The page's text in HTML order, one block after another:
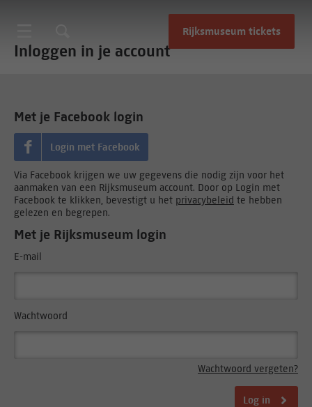
Rijksmuseum tickets
Inloggen in je account
Met je Facebook login
Login met Facebook
Via Facebook krijgen we uw gegevens die nodig zijn voor het
aanmaken van een Rijksmuseum account. Door op Login met
Facebook te klikken, bevestigt u het privacybeleid te hebben
gelezen en begrepen.
Met je Rijksmuseum login
E-mail
Wachtwoord
Wachtwoord vergeten?
Log in